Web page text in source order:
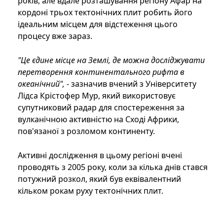
кордоні трьох тектонічних плит робить його
ідеальним місцем для відстеження цього
процесу вже зараз.
"Це єдине місце на Землі, де можна досліджувати
перетворення континентального рифта в
океанічний", - зазначив вчений з Університету
Лідса Крістофер Мур, який використовує
супутниковий радар для спостереження за
вулканічною активністю на Сході Африки,
пов'язаної з розломом континенту.
Активні дослідження в цьому регіоні вчені
проводять з 2005 року, коли за кілька днів стався
потужний розкол, який був еквівалентний
кільком рокам руху тектонічних плит.